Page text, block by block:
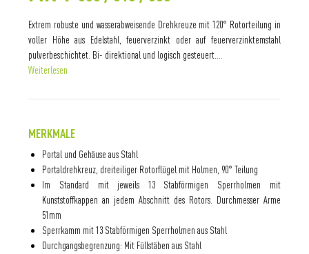
Extrem robuste und wasserabweisende Drehkreuze mit 120° Rotorteilung in
voller Höhe aus Edelstahl, feuerverzinkt oder auf feuerverzinktemstahl
pulverbeschichtet. Bi- direktional und logisch gesteuert....
Weiterlesen
MERKMALE
Portal und Gehäuse aus Stahl
Portaldrehkreuz, dreiteiliger Rotorflügel mit Holmen, 90° Teilung
Im Standard mit jeweils 13 Stabförmigen Sperrholmen mit
Kunststoffkappen an jedem Abschnitt des Rotors. Durchmesser Arme
51mm
Sperrkamm mit 13 Stabförmigen Sperrholmen aus Stahl
Durchgangsbegrenzung: Mit Füllstäben aus Stahl